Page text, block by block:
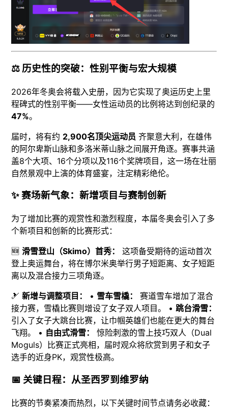
⚖️ 历史性的突破：性别平衡与宏大规模
2026年冬奥会将载入史册，因为它实现了奥运历史上里
程碑式的性别平衡——女性运动员的比例将达到创纪录的
47%。
届时，将有约 2,900名顶尖运动员 齐聚意大利，在雄伟
的阿尔卑斯山脉和多洛米蒂山脉之间展开角逐。赛事共涵
盖8个大项、16个分项以及116个奖牌项目，这一场在壮丽
自然景观中上演的体育盛宴，注定精彩绝伦。
✨ 赛场新气象：新增项目与赛制创新
为了增加比赛的观赏性和激烈程度，本届冬奥会引入了多
个新项目和创新的比赛形式：
🆕滑雪登山（Skimo）首秀：
这项备受期待的运动首次
登上奥运舞台，将在博尔米奥举行男子短距离、女子短距
离以及混合接力三项角逐。
🎿新增与调整项目： • 雪车雪橇：
赛道雪车增加了混合
接力赛，雪橇比赛则增设了女子双人项目。 •跳台滑雪：
引入了女子大跳台比赛，让巾帼英雄们也能在更大的舞台
飞翔。 • 自由式滑雪：
惊险刺激的雪上技巧双人（Dual
Moguls）比赛正式亮相，届时观众将欣赏到男子和女子
选手的近身PK，观赏性极高。
📅 关键日程：从圣西罗到维罗纳
比赛的节奏紧凑而热烈，以下关键时间节点请务必收藏：